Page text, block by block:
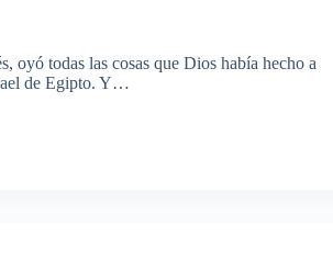
oyó todas las cosas que Dios había hecho a
de Egipto. Y…